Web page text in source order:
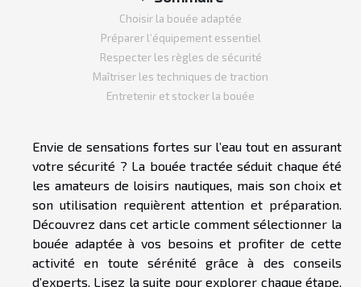
Choisir la bouée adaptée
Préparer l’équipement essentiel
Respecter les règles de sécurité
Maîtriser les techniques de traction
Entretenir et stocker la bouée
Envie de sensations fortes sur l’eau tout en assurant
votre sécurité ? La bouée tractée séduit chaque été
les amateurs de loisirs nautiques, mais son choix et
son utilisation requièrent attention et préparation.
Découvrez dans cet article comment sélectionner la
bouée adaptée à vos besoins et profiter de cette
activité en toute sérénité grâce à des conseils
d’experts. Lisez la suite pour explorer chaque étape,